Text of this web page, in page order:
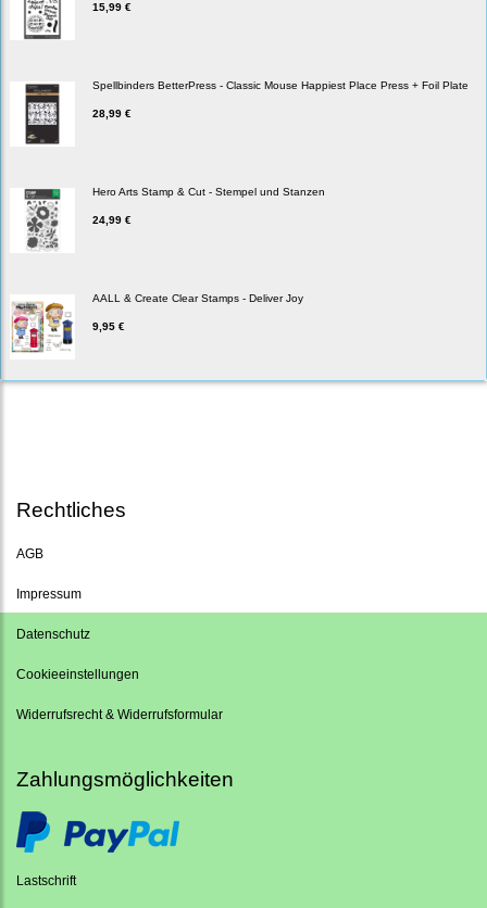
15,99 €
Spellbinders BetterPress - Classic Mouse Happiest Place Press + Foil Plate
28,99 €
Hero Arts Stamp & Cut - Stempel und Stanzen
24,99 €
AALL & Create Clear Stamps - Deliver Joy
9,95 €
Rechtliches
AGB
Impressum
Datenschutz
Cookieeinstellungen
Widerrufsrecht & Widerrufsformular
Zahlungsmöglichkeiten
Lastschrift